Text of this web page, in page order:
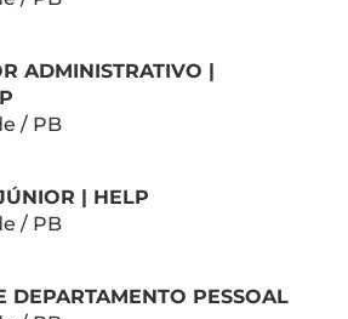
ADMINISTRATIVO |
/ PB
| HELP
/ PB
DEPARTAMENTO PESSOAL